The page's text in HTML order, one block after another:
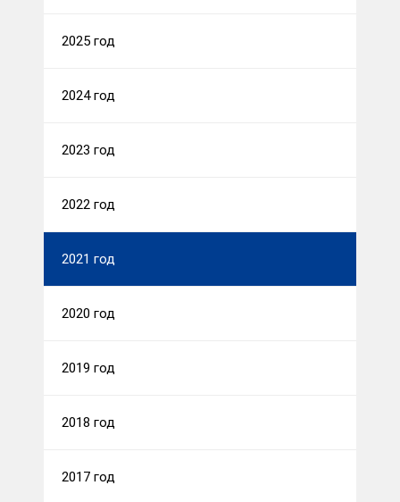
2025 год
2024 год
2023 год
2022 год
2021 год
2020 год
2019 год
2018 год
2017 год